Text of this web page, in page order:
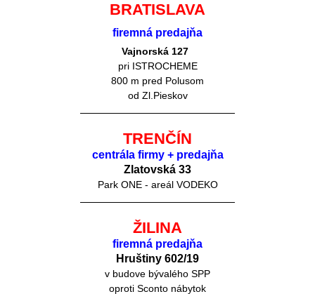
BRATISLAVA
firemná predajňa
Vajnorská 127
pri ISTROCHEME
800 m pred Polusom
od Zl.Pieskov
TRENČÍN
centrála firmy + predajňa
Zlatovská 33
Park ONE - areál VODEKO
ŽILINA
firemná predajňa
Hruštiny 602/19
v budove bývalého SPP
oproti Sconto nábytok